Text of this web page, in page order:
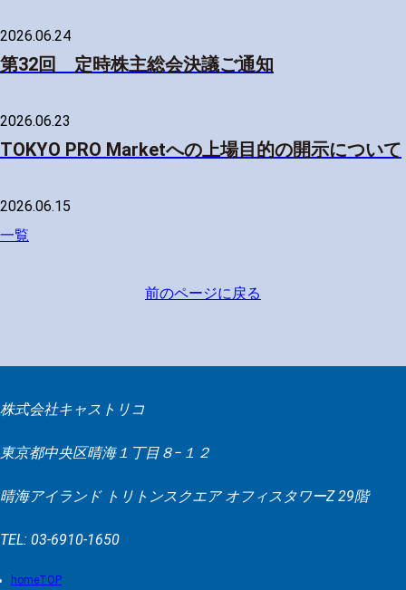
2026.06.24
第32回 定時株主総会決議ご通知
2026.06.23
TOKYO PRO Marketへの上場目的の開示について
2026.06.15
一覧
前のページに戻る
株式会社キャストリコ
東京都中央区晴海１丁目８−１２
晴海アイランド トリトンスクエア オフィスタワーZ 29階
TEL: 03-6910-1650
TOP